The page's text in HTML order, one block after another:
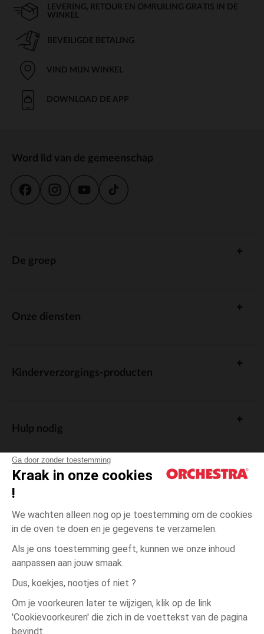
Ga door zonder toestemming
Kraak in onze cookies
!
We wachten alleen nog op je toestemming om de cookies
in de oven te doen en je gegevens te verzamelen.
Als je ons toestemming geeft, kunnen we onze inhoud
aanpassen aan jouw smaak.
Dus, koekjes, nootjes of niet ?
Om je voorkeuren later te wijzigen, klik op de link
'Cookievoorkeuren' die zich in de voettekst van de pagina
bevindt.
Wit Wit
één
LEVERING, RETOUR EN OMRUILING GRATIS IN DE
WINKEL
BEVEILIGDE BETALING
VIND MIJN WINKEL
DOWNLOAD DE APP
Word lid van de gemeenschap
De groep
Onze diensten
Kinderverzorgings-producten
Hulp nodig
Algemene verkoopsvoorwaarden
Wettelijke bepalingen
Persoonsgegevens